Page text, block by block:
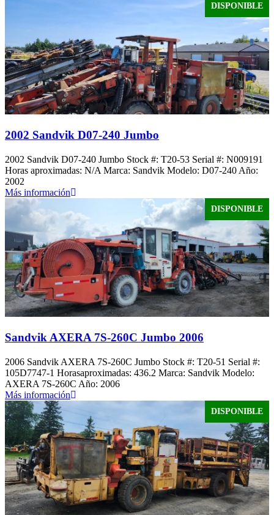
DISPONIBLE
2002 Sandvik D07-240 Jumbo
2002 Sandvik D07-240 Jumbo Stock #: T20-53 Serial #: N009191
Horas aproximadas: N/A Marca: Sandvik Modelo: D07-240 Año:
2002
Más información
DISPONIBLE
Sandvik AXERA 7S-260C Jumbo 2006
2006 Sandvik AXERA 7S-260C Jumbo Stock #: T20-51 Serial #:
105D7747-1 Horasaproximadas: 436.2 Marca: Sandvik Modelo:
AXERA 7S-260C Año: 2006
Más información
DISPONIBLE